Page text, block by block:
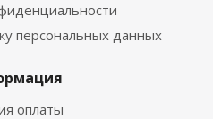
персональных данных
оплаты